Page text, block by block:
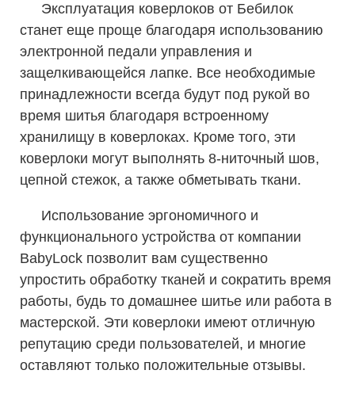
Эксплуатация коверлоков от Бебилок
станет еще проще благодаря использованию
электронной педали управления и
защелкивающейся лапке. Все необходимые
принадлежности всегда будут под рукой во
время шитья благодаря встроенному
хранилищу в коверлоках. Кроме того, эти
коверлоки могут выполнять 8-ниточный шов,
цепной стежок, а также обметывать ткани.
Использование эргономичного и
функционального устройства от компании
BabyLock позволит вам существенно
упростить обработку тканей и сократить время
работы, будь то домашнее шитье или работа в
мастерской. Эти коверлоки имеют отличную
репутацию среди пользователей, и многие
оставляют только положительные отзывы.